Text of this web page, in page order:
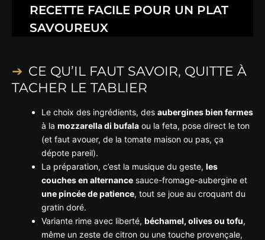
RECETTE FACILE POUR UN PLAT
SAVOUREUX
CE QU’IL FAUT SAVOIR, QUITTE À
TACHER LE TABLIER
Le choix des ingrédients, des aubergines bien fermes
à la mozzarella di bufala ou la feta, pose direct le ton
(et faut avouer, de la tomate maison ou pas, ça
dépote pareil).
La préparation, c’est la musique du geste, les
couches en alternance sauce-fromage-aubergine et
une pincée de patience, tout se joue au croquant du
gratin doré.
Variante rime avec liberté, béchamel, olives ou tofu,
même un zeste de citron ou une touche provençale,